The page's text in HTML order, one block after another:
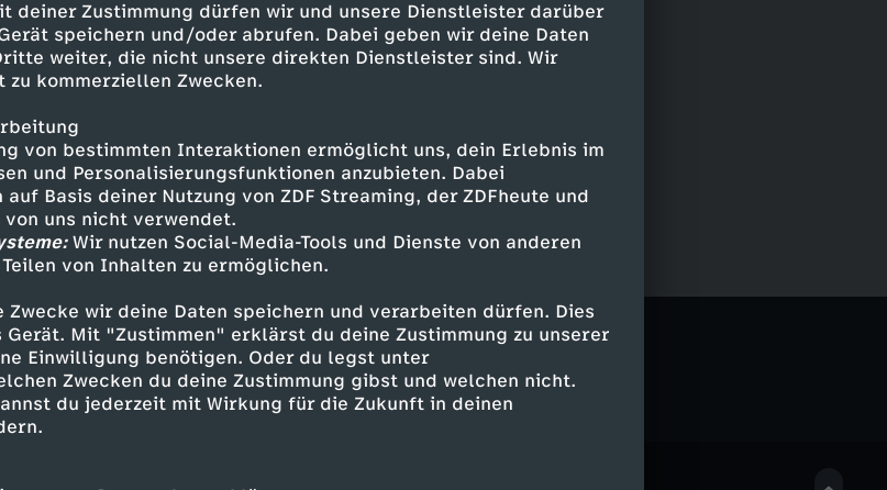
deiner Zustimmung dürfen wir und unsere Dienstleister darüber
speichern und/oder abrufen. Dabei geben wir deine Daten
weiter, die nicht unsere direkten Dienstleister sind. Wir
kommerziellen Zwecken.
von bestimmten Interaktionen ermöglicht uns, dein Erlebnis im
und Personalisierungsfunktionen anzubieten. Dabei
Basis deiner Nutzung von ZDF Streaming, der ZDFheute und
uns nicht verwendet.
Wir nutzen Social-Media-Tools und Dienste von anderen
von Inhalten zu ermöglichen.
wir deine Daten speichern und verarbeiten dürfen. Dies
Mit "Zustimmen" erklärst du deine Zustimmung zu unserer
Einwilligung benötigen. Oder du legst unter
Zwecken du deine Zustimmung gibst und welchen nicht.
du jederzeit mit Wirkung für die Zukunft in deinen
phoenix nachgefragt